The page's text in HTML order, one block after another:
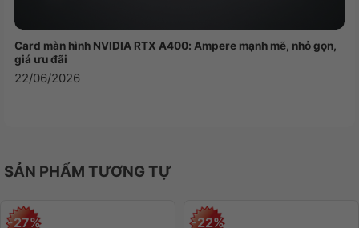
Màn Hình Chuẩn IPS 23.8 Inch: Hình
Ảnh Rõ Nét, Làm Việc Thoải Mái
Trải nghiệm hình ảnh được nâng tầm nhờ màn hình
Card màn hình NVIDIA RTX A400: Ampere mạnh mẽ, nhỏ gọn,
giá ưu đãi
22/06/2026
SẢN PHẨM TƯƠNG TỰ
-27% -22%